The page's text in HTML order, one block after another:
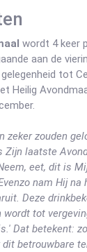
wordt 4 keer
aan de
tot
Heilig
zeker zouden
Zijn laatste
eet, dit is
nam Hij na
Deze
wordt tot
Dat betekent:
betrouwbare